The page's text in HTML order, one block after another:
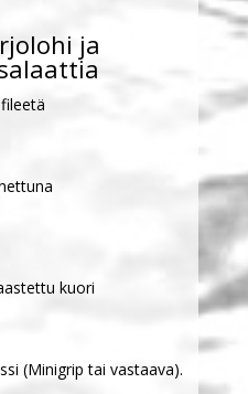
ja
kuori
(Minigrip tai vastaava).